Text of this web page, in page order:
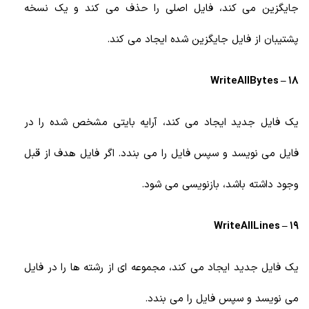
جایگزین می کند، فایل اصلی را حذف می کند و یک نسخه
پشتیبان از فایل جایگزین شده ایجاد می کند.
18 – WriteAllBytes
یک فایل جدید ایجاد می کند، آرایه بایتی مشخص شده را در
فایل می نویسد و سپس فایل را می بندد. اگر فایل هدف از قبل
وجود داشته باشد، بازنویسی می شود.
19 – WriteAllLines
یک فایل جدید ایجاد می کند، مجموعه ای از رشته ها را در فایل
می نویسد و سپس فایل را می بندد.